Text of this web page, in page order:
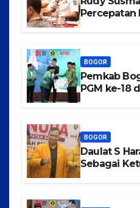
BOGOR
Pemkab
PGM ke-18
BOGOR
Daulat S
Sebagai